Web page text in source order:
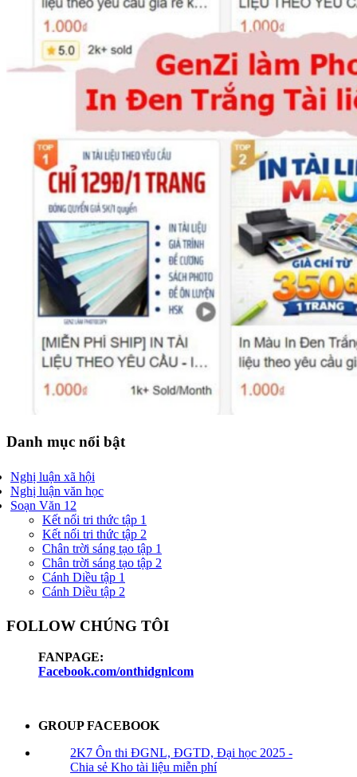
Danh mục nổi bật
Nghị luận xã hội
Nghị luận văn học
Soạn Văn 12
Kết nối tri thức tập 1
Kết nối tri thức tập 2
Chân trời sáng tạo tập 1
Chân trời sáng tạo tập 2
Cánh Diều tập 1
Cánh Diều tập 2
FOLLOW CHÚNG TÔI
FANPAGE:
Facebook.com/onthidgnlcom
GROUP FACEBOOK
2K7 Ôn thi ĐGNL, ĐGTD, Đại học 2025 -
Chia sẻ Kho tài liệu miễn phí